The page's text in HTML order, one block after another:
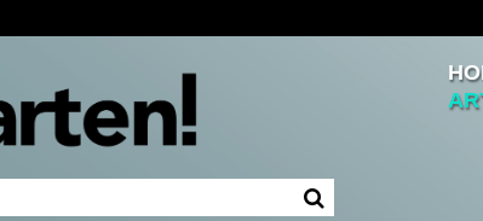
Inloggen
Ingelogd blijven